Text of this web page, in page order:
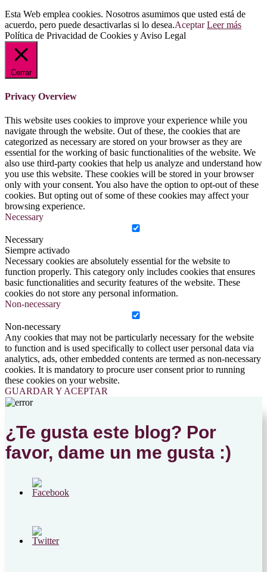
Esta Web emplea cookies. Nosotros asumimos que usted está de
acuerdo, pero puede desactivarlas si lo desea.Aceptar Leer más
Política de Privacidad de Cookies y Aviso Legal
Cerrar
Privacy Overview
This website uses cookies to improve your experience while you
navigate through the website. Out of these, the cookies that are
categorized as necessary are stored on your browser as they are
essential for the working of basic functionalities of the website. We
also use third-party cookies that help us analyze and understand how
you use this website. These cookies will be stored in your browser
only with your consent. You also have the option to opt-out of these
cookies. But opting out of some of these cookies may affect your
browsing experience.
Necessary
Necessary
Siempre activado
Necessary cookies are absolutely essential for the website to
function properly. This category only includes cookies that ensures
basic functionalities and security features of the website. These
cookies do not store any personal information.
Non-necessary
Non-necessary
Any cookies that may not be particularly necessary for the website
to function and is used specifically to collect user personal data via
analytics, ads, other embedded contents are termed as non-necessary
cookies. It is mandatory to procure user consent prior to running
these cookies on your website.
GUARDAR Y ACEPTAR
¿Te gusta este blog? Por
favor, dame un me gusta :)